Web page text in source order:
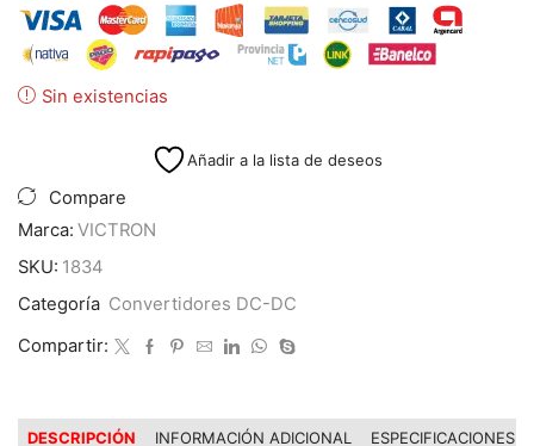
Sin existencias
Añadir a la lista de deseos
Compare
Marca: VICTRON
SKU: 1834
Categoría Convertidores DC-DC
Compartir:
DESCRIPCIÓN INFORMACIÓN ADICIONAL ESPECIFICACIONES